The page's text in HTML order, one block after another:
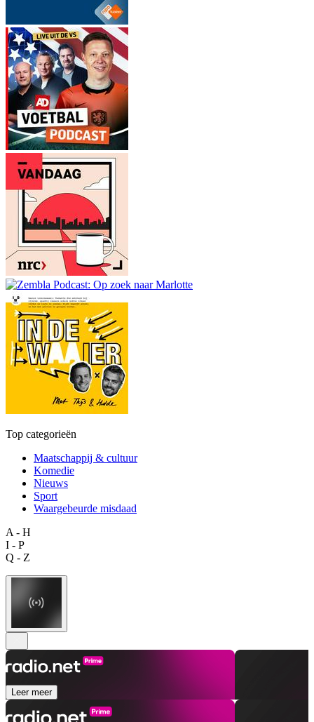
Top categorieën
Maatschappij & cultuur
Komedie
Nieuws
Sport
Waargebeurde misdaad
A - H
I - P
Q - Z
Leer meer